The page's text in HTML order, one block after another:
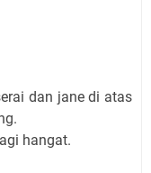
dan jane di atas
hangat.